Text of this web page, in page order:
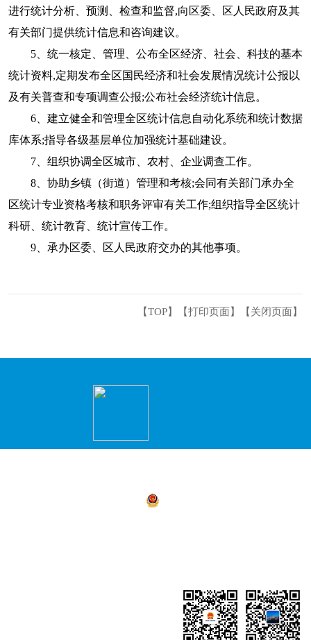
进行统计分析、预测、检查和监督,向区委、区人民政府及其
有关部门提供统计信息和咨询建议。
5、统一核定、管理、公布全区经济、社会、科技的基本
统计资料,定期发布全区国民经济和社会发展情况统计公报以
及有关普查和专项调查公报;公布社会经济统计信息。
6、建立健全和管理全区统计信息自动化系统和统计数据
库体系;指导各级基层单位加强统计基础建设。
7、组织协调全区城市、农村、企业调查工作。
8、协助乡镇（街道）管理和考核;会同有关部门承办全
区统计专业资格考核和职务评审有关工作;组织指导全区统计
科研、统计教育、统计宣传工作。
9、承办区委、区人民政府交办的其他事项。
【TOP】 【打印页面 】【 关闭页面 】